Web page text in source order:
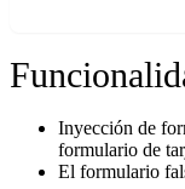
Inyección de
formulario de
El formulario